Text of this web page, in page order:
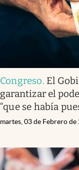
Congreso. El
garantizar el
“que se había
martes, 03 de Febrero de